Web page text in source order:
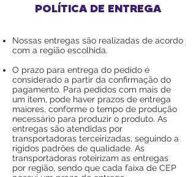
POLÍTICA DE ENTREGA
Nossas entregas são realizadas de acordo
com a região escolhida.
O prazo para entrega do pedido é
considerado a partir da confirmação do
pagamento. Para pedidos com mais de
um item, pode haver prazos de entrega
maiores, conforme o tempo de produção
necessário para produzir o produto. As
entregas são atendidas por
transportadoras terceirizadas, seguindo a
rígidos padrões de qualidade. As
transportadoras roteirizam as entregas
por região, sendo que cada faixa de CEP